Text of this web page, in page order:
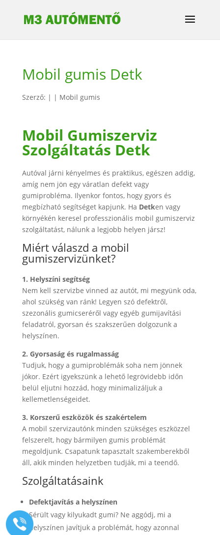
Mobil gumis Detk
Szerző: | | Mobil gumis
Mobil Gumiszerviz
Szolgáltatás Detk
Autóval járni kényelmes és praktikus, egészen addig,
amíg nem jön egy váratlan defekt vagy
gumiprobléma. Ilyenkor fontos, hogy gyors és
megbízható segítséget kapjunk. Ha Detken vagy
környékén keresel professzionális mobil gumiszerviz
szolgáltatást, nálunk a legjobb helyen jársz!
Miért válaszd a mobil
gumiszervizünket?
1. Helyszíni segítség
Nem kell szervizbe vinned az autót, mi megyünk oda,
ahol szükség van ránk! Legyen szó defektről,
szezonális gumicseréről vagy egyéb gumijavítási
feladatról, gyorsan és szakszerűen dolgozunk a
helyszínen.
2. Gyorsaság és rugalmasság
Tudjuk, hogy a gumiproblémák soha nem jönnek
jókor. Ezért igyekszünk a lehető legrövidebb időn
belül eljutni hozzád, hogy minimalizáljuk a
kellemetlenségeidet.
3. Korszerű eszközök és szakértelem
A mobil szervizautónk minden szükséges eszközzel
felszerelt, hogy bármilyen gumis problémát
megoldjunk. Csapatunk tapasztalt szakemberekből
áll, akik minden helyzetben tudják, mi a teendő.
Szolgáltatásaink
Defektjavítás a helyszínen
Sérült vagy kilyukadt gumi? Ne aggódj, mi a
helyszínen javítjuk a problémát, hogy azonnal